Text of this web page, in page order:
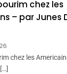
«Tu Dis
Boy George
chez les
– par Junes
chez les